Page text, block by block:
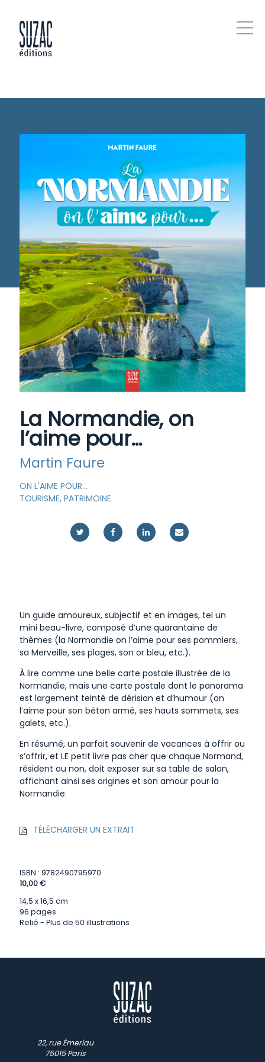
La Normandie, on
l’aime pour…
Martin Faure
ON L'AIME POUR…
TOURISME, PATRIMOINE
Un guide amoureux, subjectif et en images, tel un
mini beau-livre, composé d’une quarantaine de
thèmes (la Normandie on l’aime pour ses pommiers,
sa Merveille, ses plages, son or bleu, etc.).
À lire comme une belle carte postale illustrée de la
Normandie, mais une carte postale dont le panorama
est largement teinté de dérision et d’humour (on
l’aime pour son béton armé, ses hauts sommets, ses
galets, etc.).
En résumé, un parfait souvenir de vacances à offrir ou
s’offrir, et LE petit livre pas cher que chaque Normand,
résident ou non, doit exposer sur sa table de salon,
affichant ainsi ses origines et son amour pour la
Normandie.
TÉLÉCHARGER UN EXTRAIT
ISBN : 9782490795970
10,00 €
14,5 x 16,5 cm
96 pages
Relié - Plus de 50 illustrations
22, rue Émeriau
75015 Paris